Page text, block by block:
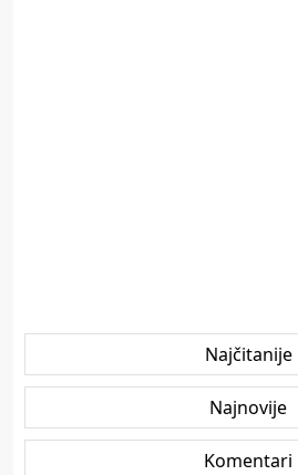
Najčitanije
Najnovije
Komentari